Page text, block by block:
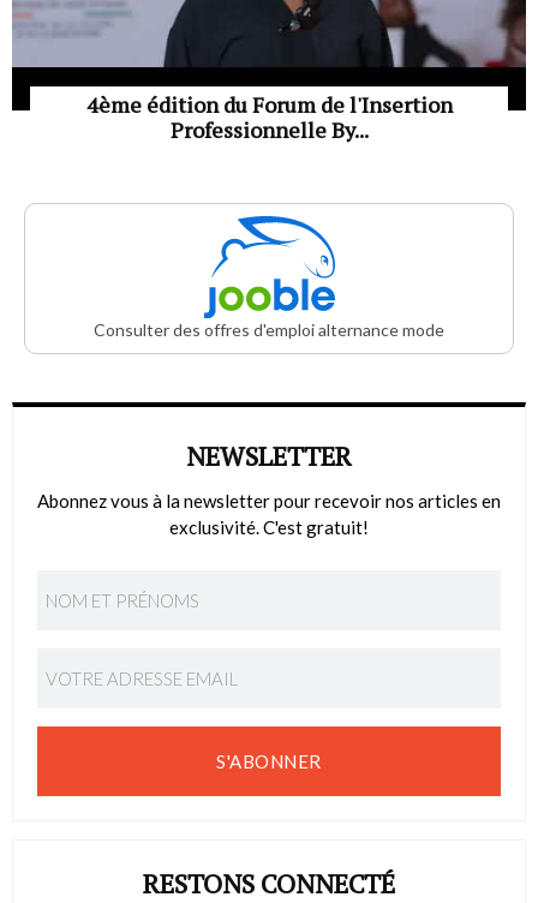
4ème édition du Forum de l'Insertion
Professionnelle By...
Consulter des offres d'emploi alternance mode
NEWSLETTER
Abonnez vous à la newsletter pour recevoir nos articles en
exclusivité. C'est gratuit!
S'ABONNER
RESTONS CONNECTÉ